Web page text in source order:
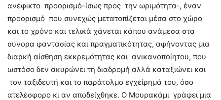
ανέφικτο προορισμό-ίσως προς την ωριμότητα-, έναν
προορισμό που συνεχώς μετατοπίζεται μέσα στο χώρο
και το χρόνο και τελικά χάνεται κάπου ανάμεσα στα
σύνορα φαντασίας και πραγματικότητας, αφήνοντας μια
διαρκή αίσθηση εκκρεμότητας και ανικανοποίητου, που
ωστόσο δεν ακυρώνει τη διαδρομή αλλά καταξιώνει και
τον ταξιδευτή και το παράτολμο εγχείρημά του, όσο
ατελέσφορο κι αν αποδείχθηκε. Ο Μουρακάμι γράφει μια